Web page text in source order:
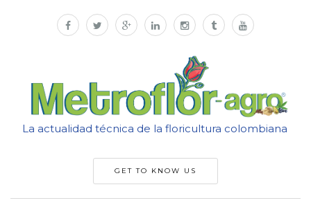
La actualidad técnica de la floricultura colombiana
GET TO KNOW US